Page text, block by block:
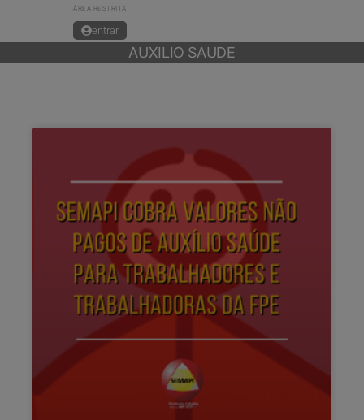
ÁREA RESTRITA
entrar
AUXILIO SAUDE